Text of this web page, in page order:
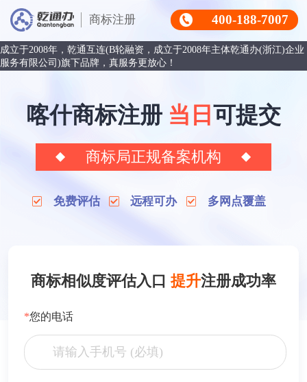
商标注册 400-188-7007
成立于2008年，乾通互连(B轮融资，成立于2008年主体乾通办(浙江)企业
服务有限公司)旗下品牌，真服务更放心！
喀什商标注册 当日 可提交
商标局正规备案机构
免费评估 远程可办 多网点覆盖
商标相似度评估入口 提升注册成功率
*您的电话
张** 153****2321 6小时前
李** 181****2321 6小时前